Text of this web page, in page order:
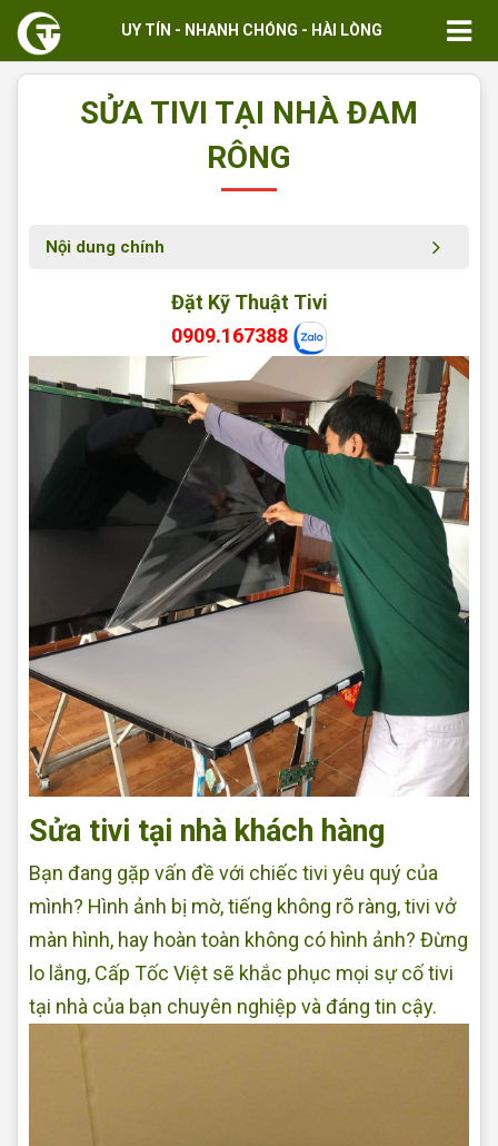
UY TÍN - NHANH CHÓNG - HÀI LÒNG
SỬA TIVI TẠI NHÀ ĐAM
RÔNG
Nội dung chính
Đặt Kỹ Thuật Tivi
0909.167388
Sửa tivi tại nhà khách hàng
Bạn đang gặp vấn đề với chiếc tivi yêu quý của
mình? Hình ảnh bị mờ, tiếng không rõ ràng, tivi vở
màn hình, hay hoàn toàn không có hình ảnh? Đừng
lo lắng, Cấp Tốc Việt sẽ khắc phục mọi sự cố tivi
tại nhà của bạn chuyên nghiệp và đáng tin cậy.